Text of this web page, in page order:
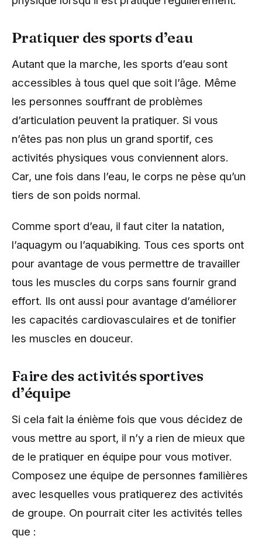
Pratiquer des sports d’eau
Autant que la marche, les sports d’eau sont
accessibles à tous quel que soit l’âge. Même
les personnes souffrant de problèmes
d’articulation peuvent la pratiquer. Si vous
n’êtes pas non plus un grand sportif, ces
activités physiques vous conviennent alors.
Car, une fois dans l’eau, le corps ne pèse qu’un
tiers de son poids normal.
Comme sport d’eau, il faut citer la natation,
l’aquagym ou l’aquabiking. Tous ces sports ont
pour avantage de vous permettre de travailler
tous les muscles du corps sans fournir grand
effort. Ils ont aussi pour avantage d’améliorer
les capacités cardiovasculaires et de tonifier
les muscles en douceur.
Faire des activités sportives
d’équipe
Si cela fait la énième fois que vous décidez de
vous mettre au sport, il n’y a rien de mieux que
de le pratiquer en équipe pour vous motiver.
Composez une équipe de personnes familières
avec lesquelles vous pratiquerez des activités
de groupe. On pourrait citer les activités telles
que :